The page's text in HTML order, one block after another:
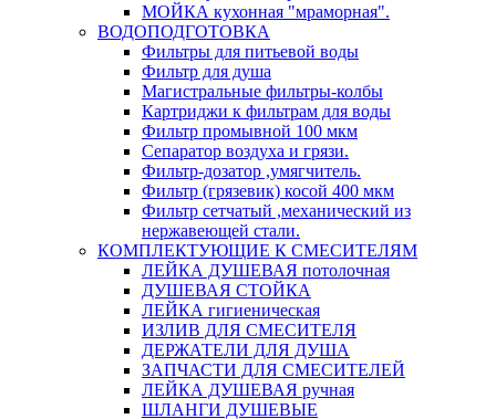
МОЙКА кухонная "мраморная".
ВОДОПОДГОТОВКА
Фильтры для питьевой воды
Фильтр для душа
Магистральные фильтры-колбы
Картриджи к фильтрам для воды
Фильтр промывной 100 мкм
Сепаратор воздуха и грязи.
Фильтр-дозатор ,умягчитель.
Фильтр (грязевик) косой 400 мкм
Фильтр сетчатый ,механический из
нержавеющей стали.
КОМПЛЕКТУЮЩИЕ К СМЕСИТЕЛЯМ
ЛЕЙКА ДУШЕВАЯ потолочная
ДУШЕВАЯ СТОЙКА
ЛЕЙКА гигиеническая
ИЗЛИВ ДЛЯ СМЕСИТЕЛЯ
ДЕРЖАТЕЛИ ДЛЯ ДУША
ЗАПЧАСТИ ДЛЯ СМЕСИТЕЛЕЙ
ЛЕЙКА ДУШЕВАЯ ручная
ШЛАНГИ ДУШЕВЫЕ